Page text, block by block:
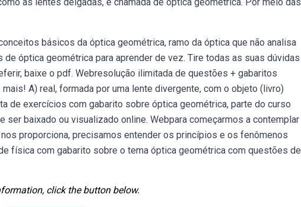
básicos da óptica geométrica, ramo da óptica que não analisa
óptica geométrica para aprender de vez. Tire todas as suas dúvidas
baixe o pdf. Webresolução ilimitada de questões + gabaritos
A) real, formada por uma lente divergente, com o objeto (livro)
de exercícios com gabarito sobre óptica geométrica, parte do curso
baixado ou visualizado online. Webpara começarmos a contemplar
proporciona, precisamos entender os princípios e os fenômenos
física com gabarito sobre o tema óptica geométrica com questões de
click the button below.